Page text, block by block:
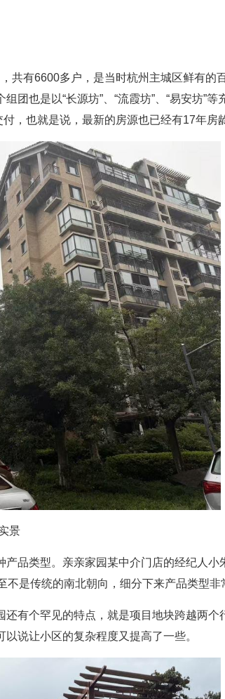
共有6600多户，是当时杭州主城区鲜有的
也是以“长源坊”、“流霞坊”、“易安坊”等
，也就是说，最新的房源也已经有17年房
景
品类型。亲亲家园某中介门店的经纪人小
是传统的南北朝向，细分下来产品类型非
有个罕见的特点，就是项目地块跨越两个
说让小区的复杂程度又提高了一些。